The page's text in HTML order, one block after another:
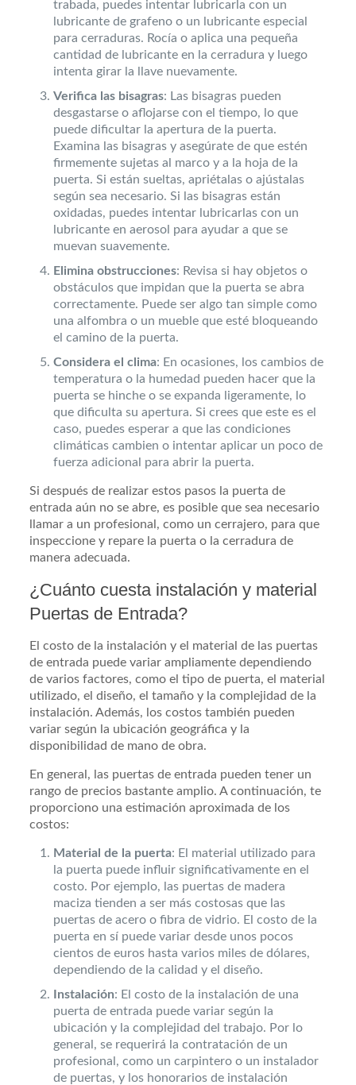
trabada, puedes intentar lubricarla con un
lubricante de grafeno o un lubricante especial
para cerraduras. Rocía o aplica una pequeña
cantidad de lubricante en la cerradura y luego
intenta girar la llave nuevamente.
Verifica las bisagras: Las bisagras pueden
desgastarse o aflojarse con el tiempo, lo que
puede dificultar la apertura de la puerta.
Examina las bisagras y asegúrate de que estén
firmemente sujetas al marco y a la hoja de la
puerta. Si están sueltas, apriétalas o ajústalas
según sea necesario. Si las bisagras están
oxidadas, puedes intentar lubricarlas con un
lubricante en aerosol para ayudar a que se
muevan suavemente.
Elimina obstrucciones: Revisa si hay objetos o
obstáculos que impidan que la puerta se abra
correctamente. Puede ser algo tan simple como
una alfombra o un mueble que esté bloqueando
el camino de la puerta.
Considera el clima: En ocasiones, los cambios de
temperatura o la humedad pueden hacer que la
puerta se hinche o se expanda ligeramente, lo
que dificulta su apertura. Si crees que este es el
caso, puedes esperar a que las condiciones
climáticas cambien o intentar aplicar un poco de
fuerza adicional para abrir la puerta.
Si después de realizar estos pasos la puerta de
entrada aún no se abre, es posible que sea necesario
llamar a un profesional, como un cerrajero, para que
inspeccione y repare la puerta o la cerradura de
manera adecuada.
¿Cuánto cuesta instalación y material
Puertas de Entrada?
El costo de la instalación y el material de las puertas
de entrada puede variar ampliamente dependiendo
de varios factores, como el tipo de puerta, el material
utilizado, el diseño, el tamaño y la complejidad de la
instalación. Además, los costos también pueden
variar según la ubicación geográfica y la
disponibilidad de mano de obra.
En general, las puertas de entrada pueden tener un
rango de precios bastante amplio. A continuación, te
proporciono una estimación aproximada de los
costos:
Material de la puerta: El material utilizado para
la puerta puede influir significativamente en el
costo. Por ejemplo, las puertas de madera
maciza tienden a ser más costosas que las
puertas de acero o fibra de vidrio. El costo de la
puerta en sí puede variar desde unos pocos
cientos de euros hasta varios miles de dólares,
dependiendo de la calidad y el diseño.
Instalación: El costo de la instalación de una
puerta de entrada puede variar según la
ubicación y la complejidad del trabajo. Por lo
general, se requerirá la contratación de un
profesional, como un carpintero o un instalador
de puertas, y los honorarios de instalación